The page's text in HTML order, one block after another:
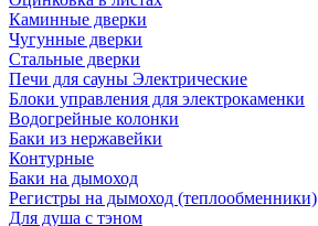
Каминные дверки
Чугунные дверки
Стальные дверки
Печи для сауны Электрические
Блоки управления для электрокаменки
Водогрейные колонки
Баки из нержавейки
Контурные
Баки на дымоход
Регистры на дымоход (теплообменники)
Для душа с тэном